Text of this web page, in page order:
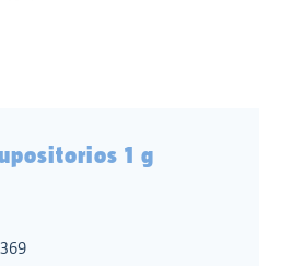
1 g